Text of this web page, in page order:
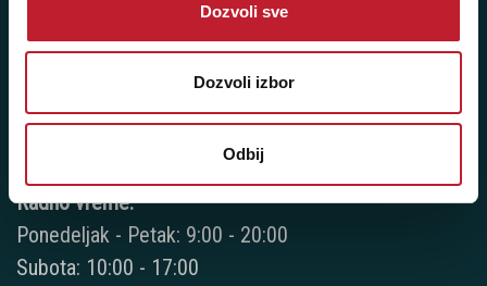
Dozvoli sve
Dozvoli izbor
Odbij
+381 11 7777 270
Radno vreme:
Ponedeljak - Petak: 9:00 - 20:00
Subota: 10:00 - 17:00